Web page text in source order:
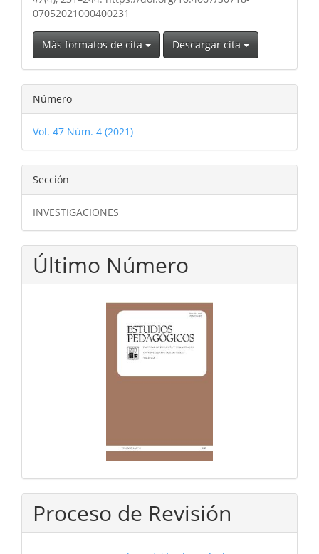
07052021000400231
Más formatos de cita Descargar cita
Número
Vol. 47 Núm. 4 (2021)
Sección
INVESTIGACIONES
Último Número
Proceso de Revisión